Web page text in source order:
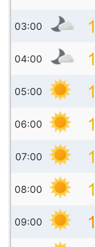
03:00
04:00
05:00
06:00
07:00
08:00
09:00